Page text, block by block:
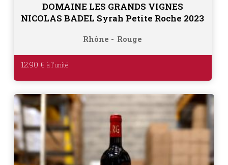
DOMAINE LES GRANDS VIGNES
NICOLAS BADEL Syrah Petite Roche 2023
Rhône Rouge
12.90 €